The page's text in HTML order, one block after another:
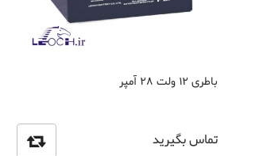
باطری 12 ولت 28 آمپر
تماس بگیرید